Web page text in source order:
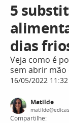
5
dias
Veja como é
sem abrir mão
16/05/2022 11:32
Matilde
Compartilhe: